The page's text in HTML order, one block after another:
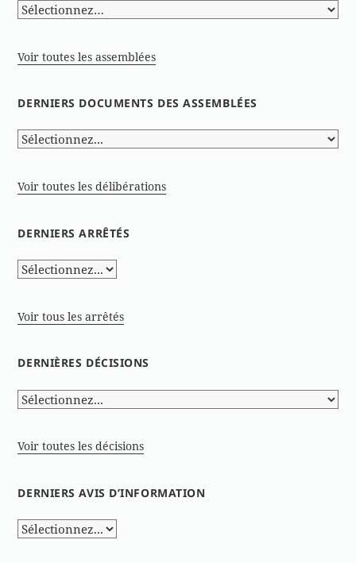
Voir toutes les assemblées
DERNIERS DOCUMENTS DES ASSEMBLÉES
Voir toutes les délibérations
DERNIERS ARRÊTÉS
Voir tous les arrêtés
DERNIÈRES DÉCISIONS
Voir toutes les décisions
DERNIERS AVIS D’INFORMATION